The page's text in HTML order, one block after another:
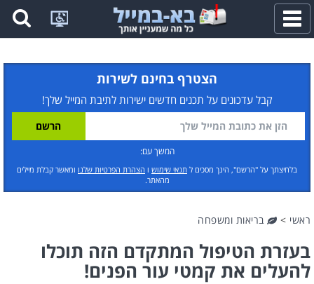
פתח
תפריט
הצטרף בחינם לשירות
קבל עדכונים על תכנים חדשים ישירות לתיבת המייל שלך!
המשך עם:
בלחיצתך על "הרשם", הינך מסכים ל תנאי שימוש ו הצהרת הפרטיות שלנו ומאשר קבלת מיילים
מהאתר.
ראשי > בריאות ומשפחה
בעזרת הטיפול המתקדם הזה תוכלו
להעלים את קמטי עור הפנים!